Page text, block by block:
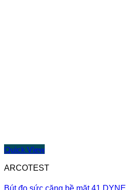
Quick View
ARCOTEST
Bút đo sức căng bề mặt 41 DYNE